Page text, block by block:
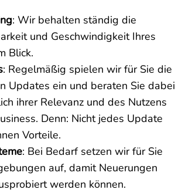
: Wir behalten ständig die
und Geschwindigkeit Ihres
Blick.
: Regelmäßig spielen wir für Sie die
Updates ein und beraten Sie dabei
ihrer Relevanz und des Nutzens
Denn: Nicht jedes Update
Vorteile.
: Bei Bedarf setzen wir für Sie
auf, damit Neuerungen
werden können.